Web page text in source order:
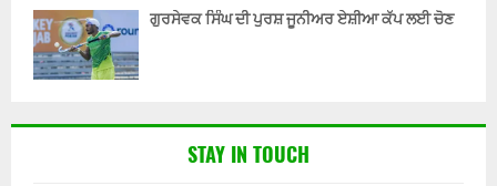
ਗੁਰਸੇਵਕ ਸਿੰਘ ਦੀ ਪੁਰਸ਼ ਜੂਨੀਅਰ ਏਸ਼ੀਆ ਕੱਪ ਲਈ ਚੋਣ
STAY IN TOUCH